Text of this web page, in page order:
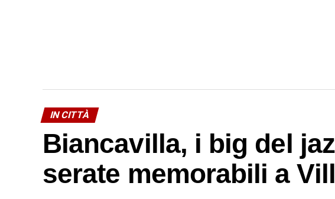
IN CITTÀ
Biancavilla, i big del
serate memorabili a